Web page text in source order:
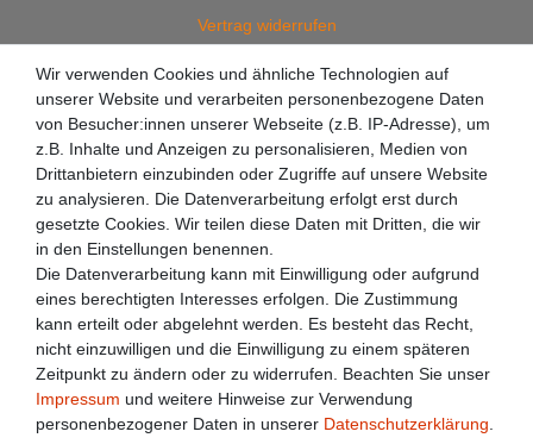
Vertrag widerrufen
+49 7363 9200301
✉ info@racketzone.de
Wir verwenden Cookies und ähnliche Technologien auf
unserer Website und verarbeiten personenbezogene Daten
von Besucher:innen unserer Webseite (z.B. IP-Adresse), um
z.B. Inhalte und Anzeigen zu personalisieren, Medien von
Drittanbietern einzubinden oder Zugriffe auf unsere Website
zu analysieren. Die Datenverarbeitung erfolgt erst durch
gesetzte Cookies. Wir teilen diese Daten mit Dritten, die wir
in den Einstellungen benennen.
Die Datenverarbeitung kann mit Einwilligung oder aufgrund
eines berechtigten Interesses erfolgen. Die Zustimmung
kann erteilt oder abgelehnt werden. Es besteht das Recht,
nicht einzuwilligen und die Einwilligung zu einem späteren
Zeitpunkt zu ändern oder zu widerrufen. Beachten Sie unser
Impressum und weitere Hinweise zur Verwendung
personenbezogener Daten in unserer Daten­schutz­erklärung